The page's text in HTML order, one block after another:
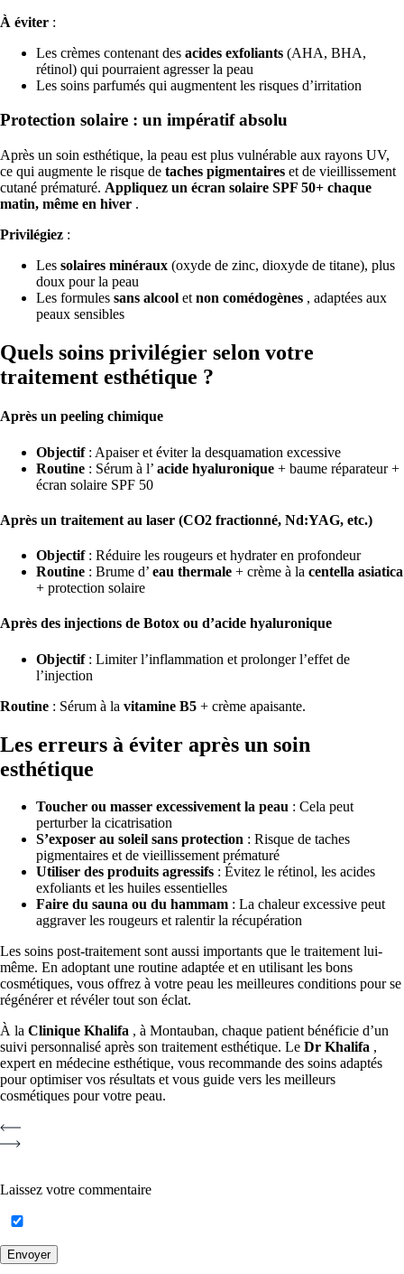
À éviter :
Les crèmes contenant des acides exfoliants (AHA, BHA,
rétinol) qui pourraient agresser la peau
Les soins parfumés qui augmentent les risques d’irritation
Protection solaire : un impératif absolu
Après un soin esthétique, la peau est plus vulnérable aux rayons UV,
ce qui augmente le risque de taches pigmentaires et de vieillissement
cutané prématuré. Appliquez un écran solaire SPF 50+ chaque
matin, même en hiver .
Privilégiez :
Les solaires minéraux (oxyde de zinc, dioxyde de titane), plus
doux pour la peau
Les formules sans alcool et non comédogènes , adaptées aux
peaux sensibles
Quels soins privilégier selon votre
traitement esthétique ?
Après un peeling chimique
Objectif: Apaiser et éviter la desquamation excessive
Routine : Sérum à l’ acide hyaluronique + baume réparateur +
écran solaire SPF 50
Après un traitement au laser (CO2 fractionné, Nd:YAG, etc.)
Objectif: Réduire les rougeurs et hydrater en profondeur
Routine : Brume d’ eau thermale + crème à la centella asiatica
+ protection solaire
Après des injections de Botox ou d’acide hyaluronique
Objectif: Limiter l’inflammation et prolonger l’effet de
l’injection
Routine : Sérum à la vitamine B5 + crème apaisante.
Les erreurs à éviter après un soin
esthétique
Toucher ou masser excessivement la peau : Cela peut
perturber la cicatrisation
S’exposer au soleil sans protection : Risque de taches
pigmentaires et de vieillissement prématuré
Utiliser des produits agressifs : Évitez le rétinol, les acides
exfoliants et les huiles essentielles
Faire du sauna ou du hammam : La chaleur excessive peut
aggraver les rougeurs et ralentir la récupération
Les soins post-traitement sont aussi importants que le traitement lui-
même. En adoptant une routine adaptée et en utilisant les bons
cosmétiques, vous offrez à votre peau les meilleures conditions pour se
régénérer et révéler tout son éclat.
À la Clinique Khalifa , à Montauban, chaque patient bénéficie d’un
suivi personnalisé après son traitement esthétique. Le Dr Khalifa ,
expert en médecine esthétique, vous recommande des soins adaptés
pour optimiser vos résultats et vous guide vers les meilleurs
cosmétiques pour votre peau.
Laissez votre commentaire
Envoyer